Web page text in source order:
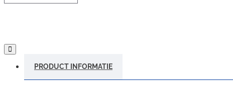
PRODUCT INFORMATIE